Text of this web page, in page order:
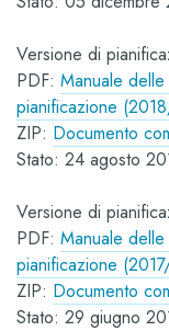
Versione di
PDF: Manuale
pianificazione
ZIP: Documento
Stato: 24 agosto
Versione di
PDF: Manuale
pianificazione
ZIP: Documento
Stato: 29 giugno